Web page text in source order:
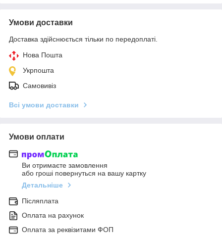
Умови доставки
Доставка здійснюється тільки по передоплаті.
Нова Пошта
Укрпошта
Самовивіз
Всі умови доставки
Умови оплати
Ви отримаєте замовлення
або гроші повернуться на вашу картку
Детальніше
Післяплата
Оплата на рахунок
Оплата за реквізитами ФОП